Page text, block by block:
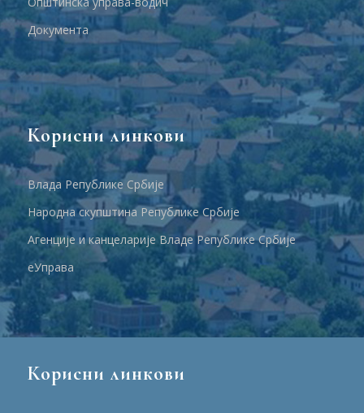
Документа
Корисни линкови
Влада Републике Србије
Народна скупштина Републике Србије
Агенције и канцеларије Владе Републике Србије
еУправа
Корисни линкови